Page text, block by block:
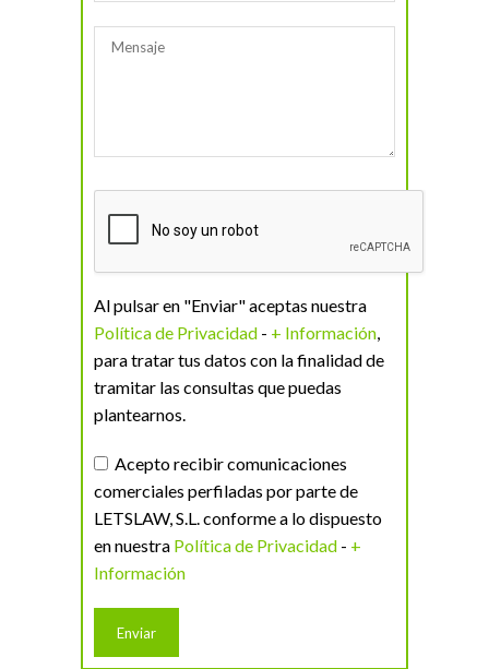
Al pulsar en "Enviar" aceptas nuestra
Política de Privacidad - + Información,
para tratar tus datos con la finalidad de
tramitar las consultas que puedas
plantearnos.
Acepto recibir comunicaciones
comerciales perfiladas por parte de
LETSLAW, S.L. conforme a lo dispuesto
en nuestra Política de Privacidad - +
Información